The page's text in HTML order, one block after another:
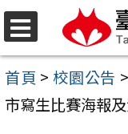
選
單
跳
至
主
要
首頁 > 校園公告 >
市寫生比賽海報